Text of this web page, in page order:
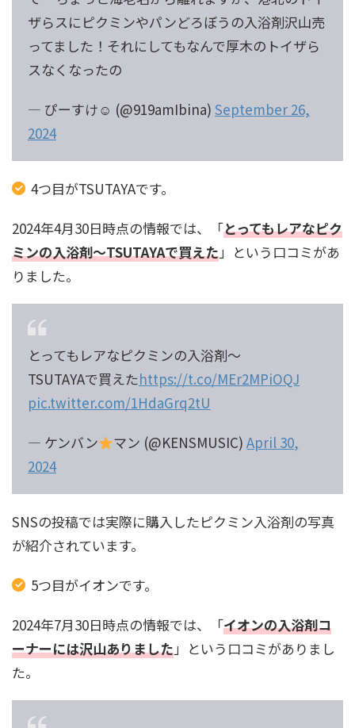
ザらスにピクミンやパンどろぼうの入浴剤沢山売
ってました！それにしてもなんで厚木のトイザら
スなくなったの
— ぴーすけ☺︎ (@919amIbina) September 26,
2024
4つ目がTSUTAYAです。
2024年4月30日時点の情報では、「とってもレアなピク
ミンの入浴剤〜TSUTAYAで買えた」という口コミがあ
りました。
とってもレアなピクミンの入浴剤〜
TSUTAYAで買えたhttps://t.co/MEr2MPiOQJ
pic.twitter.com/1HdaGrq2tU
— ケンバン
マン (@KENSMUSIC)April 30,
2024
SNSの投稿では実際に購入したピクミン入浴剤の写真
が紹介されています。
5つ目がイオンです。
2024年7月30日時点の情報では、「イオンの入浴剤コ
ーナーには沢山ありました」という口コミがありまし
た。